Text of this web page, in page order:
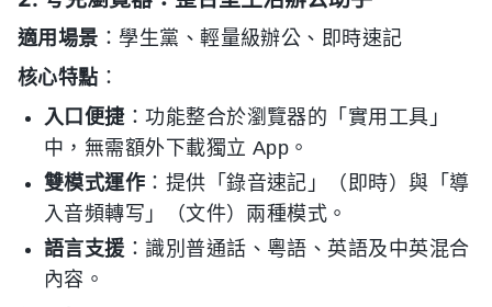
適用場景 ：學生黨、輕量級辦公、即時速記
核心特點 ：
入口便捷：功能整合於瀏覽器的「實用工具」
中，無需額外下載獨立 App。
雙模式運作 ：提供「錄音速記」（即時）與「導
入音頻轉写」（文件）兩種模式。
語言支援 ：識別普通話、粵語、英語及中英混合
內容。